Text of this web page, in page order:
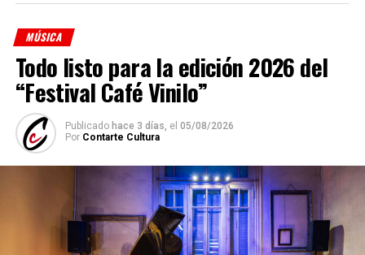
Geraldina Carnicina
Mariana Atamas
(violín)
Fuente: Medioshábiles Comunicación
Comparte esto:
MÚSICA
Todo listo para la edición 2026 del
“Festival Café Vinilo”
Publicado hace 3 días, el 05/08/2026
Por Contarte Cultura